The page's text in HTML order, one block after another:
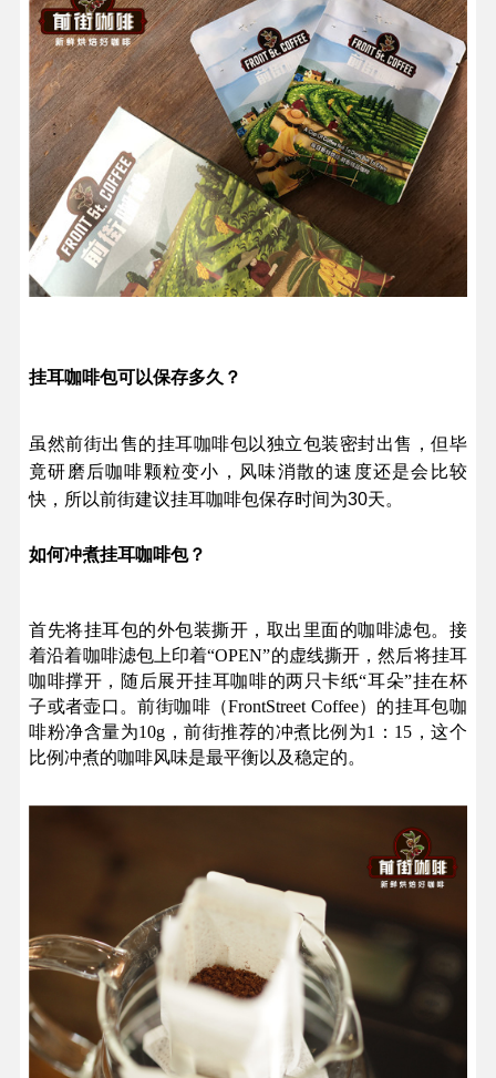
挂耳咖啡包可以保存多久？
虽然前街出售的挂耳咖啡包以独立包装密封出售，但毕
竟研磨后咖啡颗粒变小，风味消散的速度还是会比较
快，所以前街建议挂耳咖啡包保存时间为30天。
如何冲煮挂耳咖啡包？
首先将挂耳包的外包装撕开，取出里面的咖啡滤包。接
着沿着咖啡滤包上印着“OPEN”的虚线撕开，然后将挂耳
咖啡撑开，随后展开挂耳咖啡的两只卡纸“耳朵”挂在杯
子或者壶口。前街咖啡（FrontStreet Coffee）的挂耳包咖
啡粉净含量为10g，前街推荐的冲煮比例为1：15，这个
比例冲煮的咖啡风味是最平衡以及稳定的。